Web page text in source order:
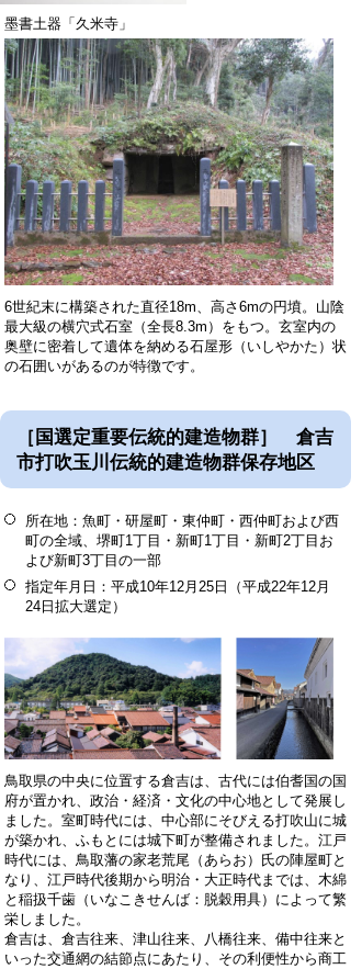
墨書土器「久米寺」
6世紀末に構築された直径18m、高さ6mの円墳。山陰
最大級の横穴式石室（全長8.3m）をもつ。玄室内の
奥壁に密着して遺体を納める石屋形（いしやかた）状
の石囲いがあるのが特徴です。
［国選定重要伝統的建造物群］ 倉吉
市打吹玉川伝統的建造物群保存地区
所在地：魚町・研屋町・東仲町・西仲町および西
町の全域、堺町1丁目・新町1丁目・新町2丁目お
よび新町3丁目の一部
指定年月日：平成10年12月25日（平成22年12月
24日拡大選定）
鳥取県の中央に位置する倉吉は、古代には伯耆国の国
府が置かれ、政治・経済・文化の中心地として発展し
ました。室町時代には、中心部にそびえる打吹山に城
が築かれ、ふもとには城下町が整備されました。江戸
時代には、鳥取藩の家老荒尾（あらお）氏の陣屋町と
なり、江戸時代後期から明治・大正時代までは、木綿
と稲扱千歯（いなこきせんば：脱穀用具）によって繁
栄しました。
倉吉は、倉吉往来、津山往来、八橋往来、備中往来と
いった交通網の結節点にあたり、その利便性から商工